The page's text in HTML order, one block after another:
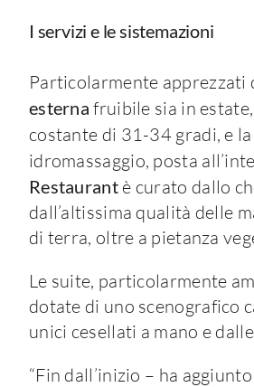
I servizi e le sistemazioni
Particolarmente apprezzati
esterna fruibile sia in
costante di 31-34 gradi, e la
idromassaggio, posta
Restaurantè curato dallo
dall’altissima qualità delle
di terra, oltre a pietanza
Le suite, particolarmente
dotate di uno scenografico
unici cesellati a mano e
“Fin dall’inizio – ha